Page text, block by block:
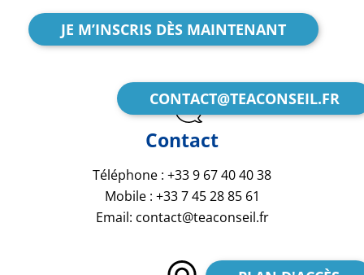
JE M’INSCRIS DÈS MAINTENANT
Contact
Téléphone : +33 9 67 40 40 38
Mobile : +33 7 45 28 85 61
Email: contact@teaconseil.fr
CONTACT@TEACONSEIL.FR